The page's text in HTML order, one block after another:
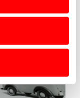
e limitando
no
lhe proporcionar